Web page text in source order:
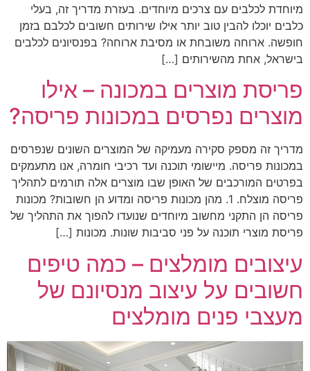
מיוחדת לכלבים עם צרכים מיוחדים. בעזרת מדריך זה, בעלי
כלבים יוכלו להבין טוב יותר אילו שירותים חשובים לכלבם בזמן
חופשה. ארוחה משובחת או מסיבת ארוחה? בפנסיונים לכלבים
בישראל, אחת מהשירותים […]
פריסת מוצרים במכונה – אילו
מוצרים נפרסים במכונות פריסה?
מדריך זה מספק סקירה מעמיקה של המוצרים השונים שנפרסים
במכונות פריסה. מיישומי תוכנה ועד רכיבי חומרה, אנו מתעמקים
בפרטים המורכבים של האופן שבו מוצרים אלה תורמים לתהליך
פריסה מוצלח. 1. מהן מכונות פריסה ומדוע הן חשובות? מכונות
פריסה הן התקני מחשוב מיוחדים שנועדו להפוך את התהליך של
פריסת מוצרי תוכנה על פני סביבות שונות. מכונות […]
עיצובים מומלצים – כמה טיפים
חשובים על עיצוב מנסיונם של
מעצבי פנים מומלצים